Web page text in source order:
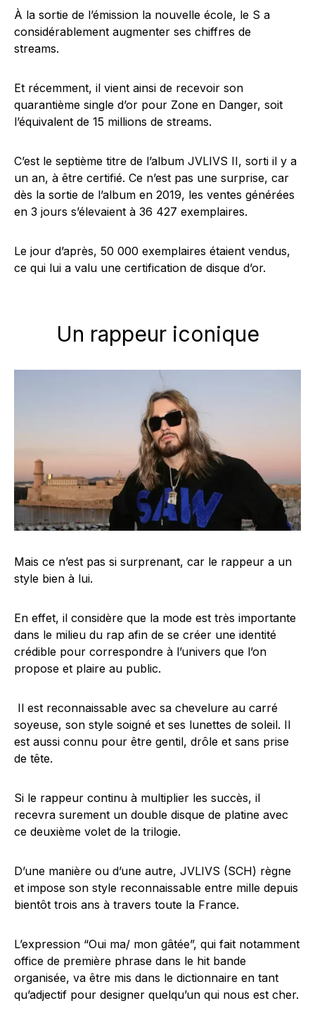
À la sortie de l’émission la nouvelle école, le S a
considérablement augmenter ses chiffres de
streams.
Et récemment, il vient ainsi de recevoir son
quarantième single d’or pour Zone en Danger, soit
l’équivalent de 15 millions de streams.
C’est le septième titre de l’album JVLIVS II, sorti il y a
un an, à être certifié. Ce n’est pas une surprise, car
dès la sortie de l’album en 2019, les ventes générées
en 3 jours s’élevaient à 36 427 exemplaires.
Le jour d’après, 50 000 exemplaires étaient vendus,
ce qui lui a valu une certification de disque d’or.
Un rappeur iconique
Mais ce n’est pas si surprenant, car le rappeur a un
style bien à lui.
En effet, il considère que la mode est très importante
dans le milieu du rap afin de se créer une identité
crédible pour correspondre à l’univers que l’on
propose et plaire au public.
Il est reconnaissable avec sa chevelure au carré
soyeuse, son style soigné et ses lunettes de soleil. Il
est aussi connu pour être gentil, drôle et sans prise
de tête.
Si le rappeur continu à multiplier les succès, il
recevra surement un double disque de platine avec
ce deuxième volet de la trilogie.
D’une manière ou d’une autre, JVLIVS (SCH) règne
et impose son style reconnaissable entre mille depuis
bientôt trois ans à travers toute la France.
L’expression “Oui ma/ mon gâtée”, qui fait notamment
office de première phrase dans le hit bande
organisée, va être mis dans le dictionnaire en tant
qu’adjectif pour designer quelqu’un qui nous est cher.